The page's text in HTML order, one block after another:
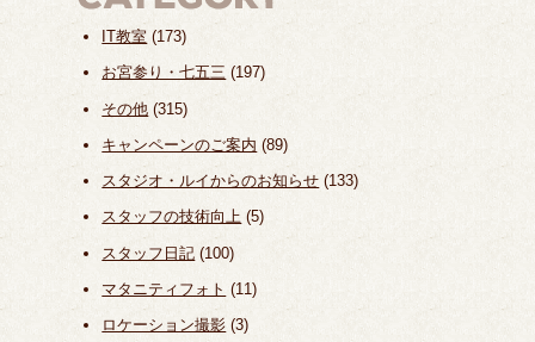
IT教室 (173)
お宮参り・七五三 (197)
その他 (315)
キャンペーンのご案内 (89)
スタジオ・ルイからのお知らせ (133)
スタッフの技術向上 (5)
スタッフ日記 (100)
マタニティフォト (11)
ロケーション撮影 (3)